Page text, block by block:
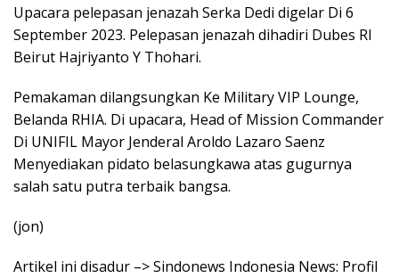
Upacara pelepasan jenazah Serka Dedi digelar Di 6
September 2023. Pelepasan jenazah dihadiri Dubes RI
Beirut Hajriyanto Y Thohari.
Pemakaman dilangsungkan Ke Military VIP Lounge,
Belanda RHIA. Di upacara, Head of Mission Commander
Di UNIFIL Mayor Jenderal Aroldo Lazaro Saenz
Menyediakan pidato belasungkawa atas gugurnya
salah satu putra terbaik bangsa.
(jon)
Artikel ini disadur –> Sindonews Indonesia News: Profil